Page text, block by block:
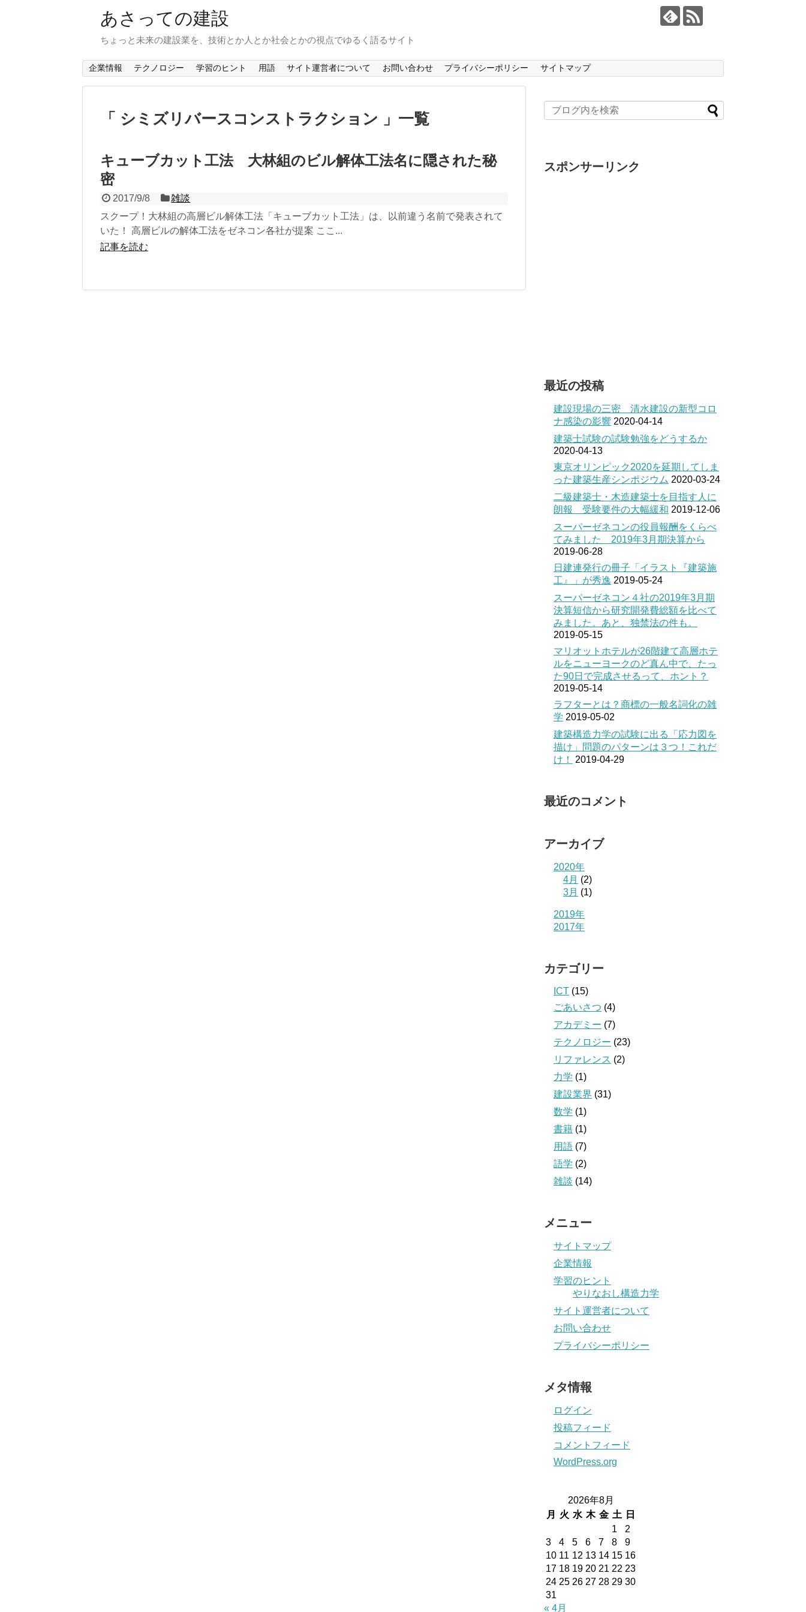
あさっての建設
ちょっと未来の建設業を、技術とか人とか社会とかの視点でゆるく語るサイト
企業情報 テクノロジー 学習のヒント 用語 サイト運営者について お問い合わせ プライバシーポリシー サイトマップ
「 シミズリバースコンストラクション 」一覧
キューブカット工法 大林組のビル解体工法名に隠された秘
密
2017/9/8
雑談
スクープ！大林組の高層ビル解体工法「キューブカット工法」は、以前違う名前で発表されて
いた！ 高層ビルの解体工法をゼネコン各社が提案 ここ...
記事を読む
スポンサーリンク
最近の投稿
建設現場の三密 清水建設の新型コロ
ナ感染の影響 2020-04-14
建築士試験の試験勉強をどうするか
2020-04-13
東京オリンピック2020を延期してしま
った建築生産シンポジウム 2020-03-24
二級建築士・木造建築士を目指す人に
朗報 受験要件の大幅緩和 2019-12-06
スーパーゼネコンの役員報酬をくらべ
てみました 2019年3月期決算から
2019-06-28
日建連発行の冊子「イラスト『建築施
工』」が秀逸 2019-05-24
スーパーゼネコン４社の2019年3月期
決算短信から研究開発費総額を比べて
みました。あと、独禁法の件も。
2019-05-15
マリオットホテルが26階建て高層ホテ
ルをニューヨークのど真ん中で、たっ
た90日で完成させるって、ホント？
2019-05-14
ラフターとは？商標の一般名詞化の雑
学 2019-05-02
建築構造力学の試験に出る「応力図を
描け」問題のパターンは３つ！これだ
け！
2019-04-29
最近のコメント
アーカイブ
2020年
4月 (2)
3月 (1)
2019年
2017年
カテゴリー
ICT (15)
ごあいさつ (4)
アカデミー (7)
テクノロジー (23)
リファレンス (2)
力学 (1)
建設業界 (31)
数学 (1)
書籍 (1)
用語 (7)
語学 (2)
雑談 (14)
メニュー
サイトマップ
企業情報
学習のヒント
やりなおし構造力学
サイト運営者について
お問い合わせ
プライバシーポリシー
メタ情報
ログイン
投稿フィード
コメントフィード
WordPress.org
2026年8月
月
火 水 木 金 土
日
1
2
3
4 5 6 7 8
9
10 11 12 13 14 15 16
17 18 19 20 21 22 23
24 25 26 27 28 29 30
31
« 4月